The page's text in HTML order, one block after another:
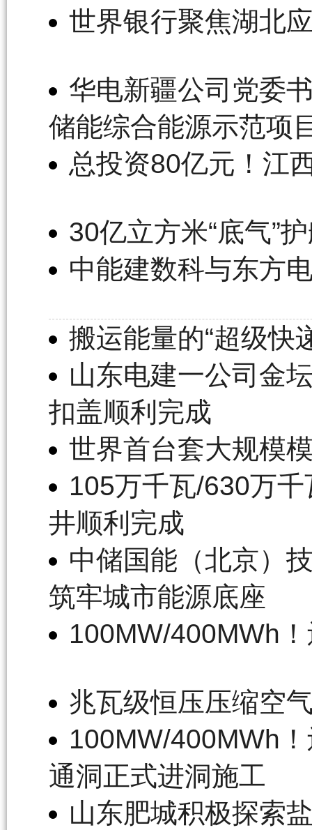
世界银行聚焦湖北
华电新疆公司党委
储能综合能源示范项
总投资80亿元！江
30亿立方米“底气”
中能建数科与东方
搬运能量的“超级快
山东电建一公司金
扣盖顺利完成
世界首台套大规模
105万千瓦/630万
井顺利完成
中储国能（北京）
筑牢城市能源底座
100MW/400MWh
兆瓦级恒压压缩空
100MW/400MWh
通洞正式进洞施工
山东肥城积极探索